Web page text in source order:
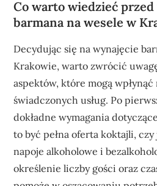
Co warto wiedzieć
barmana na wesele w
Decydując się na wynajęcie
Krakowie, warto zwrócić
aspektów, które mogą wpłynąć
świadczonych usług. Po
dokładne wymagania
to być pełna oferta koktajli,
napoje alkoholowe i
określenie liczby gości oraz